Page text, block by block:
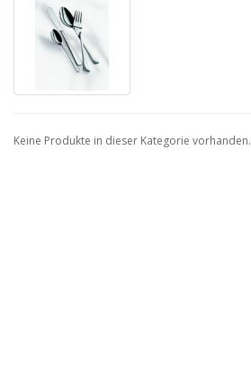
Keine Produkte in dieser Kategorie vorhanden.